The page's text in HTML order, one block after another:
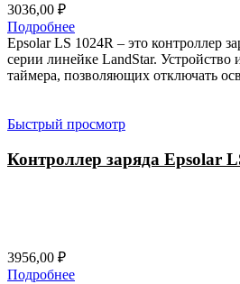
3036,00 ₽
Подробнее
Epsolar LS 1024R – это контроллер
серии линейке LandStar. Устройство
таймера, позволяющих отключать
Быстрый просмотр
Контроллер заряда Epsolar
3956,00 ₽
Подробнее